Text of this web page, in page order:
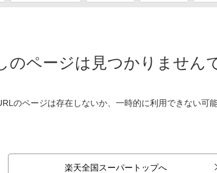
のページは見つかりません
のページは存在しないか、一時的に利用できない可
楽天全国スーパートップへ